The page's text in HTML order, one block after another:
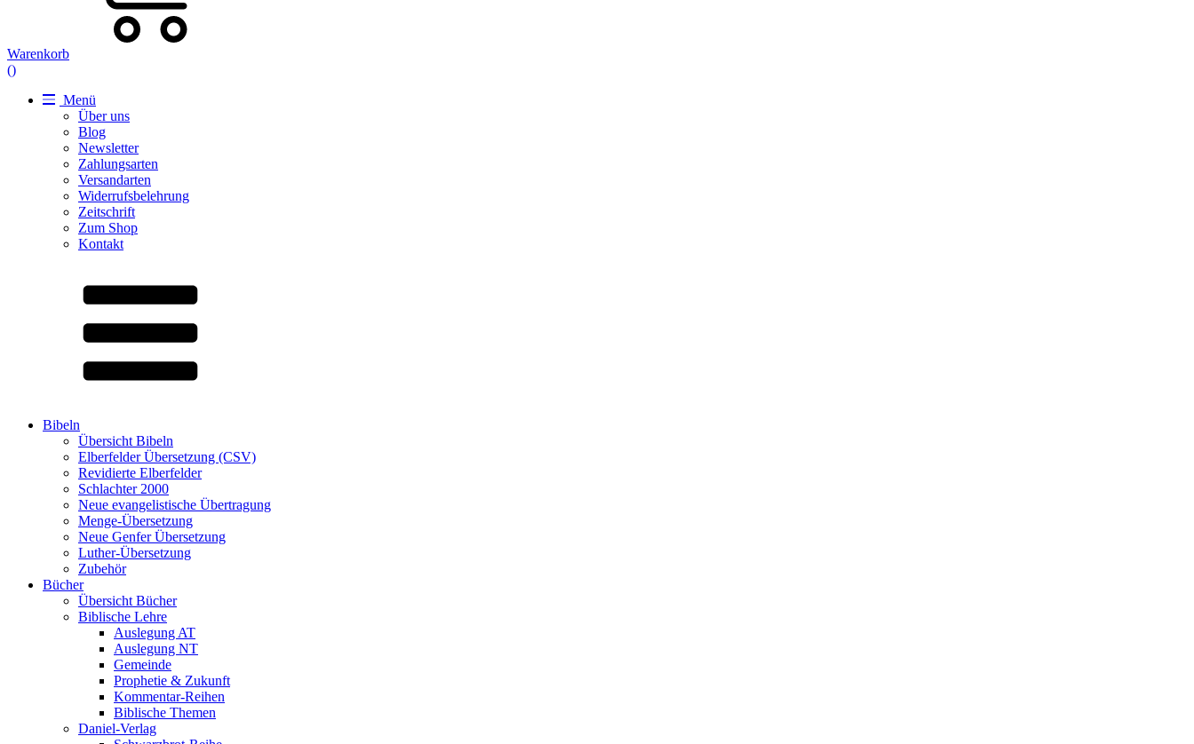
Warenkorb
()
Menü
Über uns
Blog
Newsletter
Zahlungsarten
Versandarten
Widerrufsbelehrung
Zeitschrift
Zum Shop
Kontakt
Bibeln
Übersicht Bibeln
Elberfelder Übersetzung (CSV)
Revidierte Elberfelder
Schlachter 2000
Neue evangelistische Übertragung
Menge-Übersetzung
Neue Genfer Übersetzung
Luther-Übersetzung
Zubehör
Bücher
Übersicht Bücher
Biblische Lehre
Auslegung AT
Auslegung NT
Gemeinde
Prophetie & Zukunft
Kommentar-Reihen
Biblische Themen
Daniel-Verlag